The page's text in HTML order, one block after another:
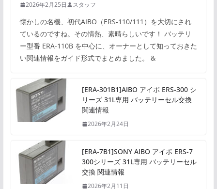
2026年2月25日 スタッフ
懐かしの名機、初代AIBO（ERS-110/111）を大切にされ
ているのですね。その情熱、素晴らしいです！ バッテリ
ー型番 ERA-110B を中心に、オーナーとして知っておきた
い関連情報をガイド形式でまとめました。 &
[ERA-301B1]AIBO アイボ ERS-300 シ
リーズ 31L専用 バッテリーセル交換
関連情報
2026年2月24日
[ERA-7B1]SONY AIBO アイボ ERS-7
300シリーズ 31L専用 バッテリーセル
交換 関連情報
2026年2月11日